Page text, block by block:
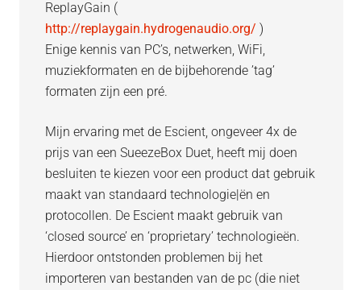
ReplayGain (
http://replaygain.hydrogenaudio.org/ )
Enige kennis van PC’s, netwerken, WiFi,
muziekformaten en de bijbehorende ’tag’
formaten zijn een pré.
Mijn ervaring met de Escient, ongeveer 4x de
prijs van een SueezeBox Duet, heeft mij doen
besluiten te kiezen voor een product dat gebruik
maakt van standaard technologie|ën en
protocollen. De Escient maakt gebruik van
‘closed source’ en ‘proprietary’ technologieën.
Hierdoor ontstonden problemen bij het
importeren van bestanden van de pc (die niet